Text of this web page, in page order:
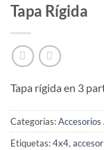
Tapa Rígida
Tapa rígida en 3
Categorías:
Etiquetas:4x4,